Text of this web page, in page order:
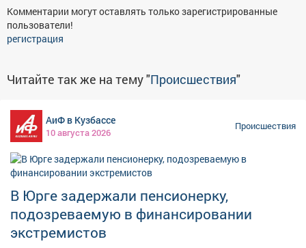
Комментарии могут оставлять только зарегистрированные
пользователи!
регистрация
Читайте так же на тему "Происшествия"
АиФ в Кузбассе
10 августа 2026
Происшествия
В Юрге задержали пенсионерку,
подозреваемую в финансировании
экстремистов